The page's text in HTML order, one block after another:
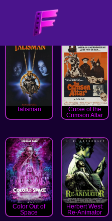
Talisman
Curse of the
Crimson Altar
Color Out of
Space
Herbert West:
Re-Animator